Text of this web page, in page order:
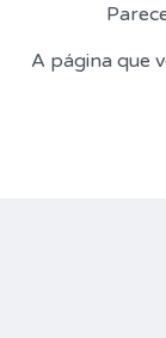
A página que